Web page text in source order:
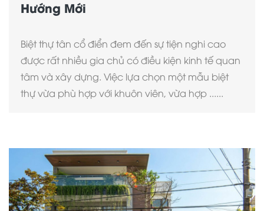
Hướng Mới
Biệt thự tân cổ điển đem đến sự tiện nghi cao
được rất nhiều gia chủ có điều kiện kinh tế quan
tâm và xây dựng. Việc lựa chọn một mẫu biệt
thự vừa phù hợp với khuôn viên, vừa hợp ......